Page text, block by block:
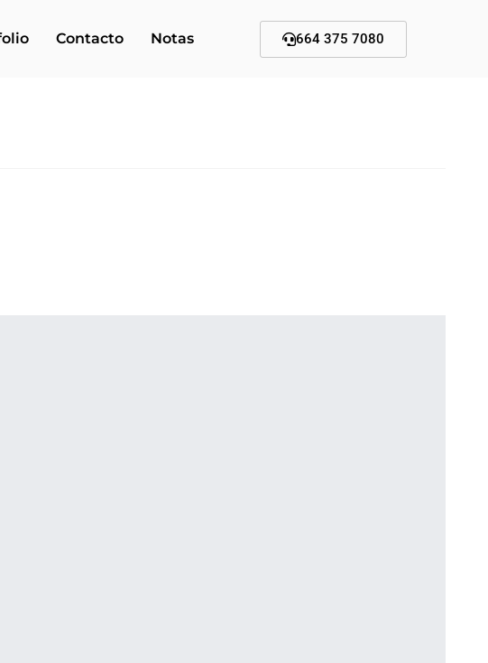
Contacto Notas 664 375 7080